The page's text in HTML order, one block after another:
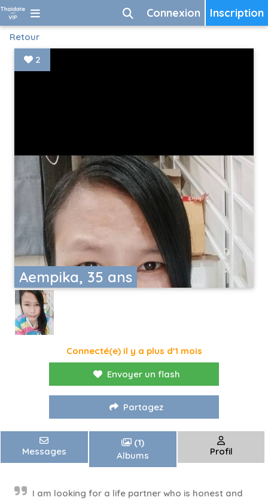
Inscription
Connexion
Retour
Aempika, 35 ans
2
Connecté(e) il y a plus d'1 mois
Envoyer un flash
Partagez
Messages
(1)
Albums
Profil
I am looking for a life partner who is honest and